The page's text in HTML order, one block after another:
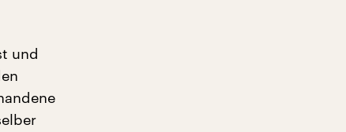
und